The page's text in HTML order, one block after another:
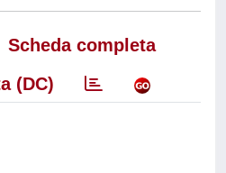
Scheda completa
(DC)